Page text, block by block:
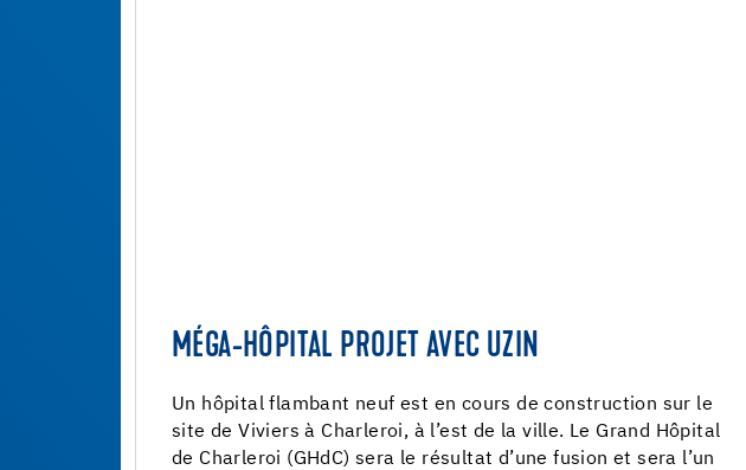
MÉGA-HÔPITAL PROJET AVEC UZIN
Un hôpital flambant neuf est en cours de construction sur le
site de Viviers à Charleroi, à l’est de la ville. Le Grand Hôpital
de Charleroi (GHdC) sera le résultat d’une fusion et sera l’un